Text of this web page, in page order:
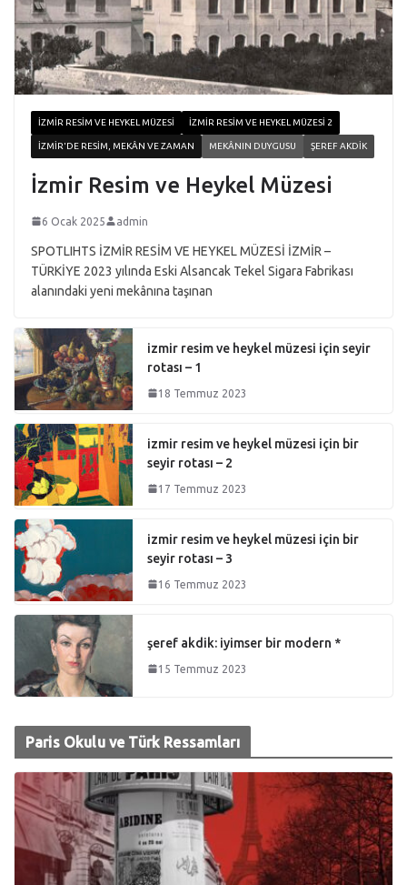
İZMIR RESIM VE HEYKEL MÜZESI İZMIR RESIM VE HEYKEL MÜZESI 2
İZMIR'DE RESIM, MEKÂN VE ZAMAN MEKÂNIN DUYGUSU ŞEREF AKDIK
İzmir Resim ve Heykel Müzesi
6 Ocak 2025 admin
SPOTLIHTS İZMİR RESİM VE HEYKEL MÜZESİ İZMİR –
TÜRKİYE 2023 yılında Eski Alsancak Tekel Sigara Fabrikası
alanındaki yeni mekânına taşınan
izmir resim ve heykel müzesi için seyir
rotası – 1
18 Temmuz 2023
izmir resim ve heykel müzesi için bir
seyir rotası – 2
17 Temmuz 2023
izmir resim ve heykel müzesi için bir
seyir rotası – 3
16 Temmuz 2023
şeref akdik: iyimser bir modern *
15 Temmuz 2023
Paris Okulu ve Türk Ressamları